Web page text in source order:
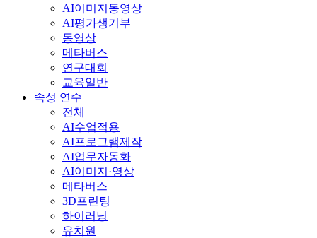
AI이미지동영상
AI평가생기부
동영상
메타버스
연구대회
교육일반
속성 연수
전체
AI수업적용
AI프로그램제작
AI업무자동화
AI이미지·영상
메타버스
3D프린팅
하이러닝
유치원